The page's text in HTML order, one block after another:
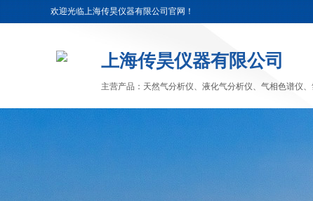
上海传昊仪器有限公司
欢迎光临上海传昊仪器有限公司官网！
主营产品：天然气分析仪、液化气分析仪、气相色谱仪